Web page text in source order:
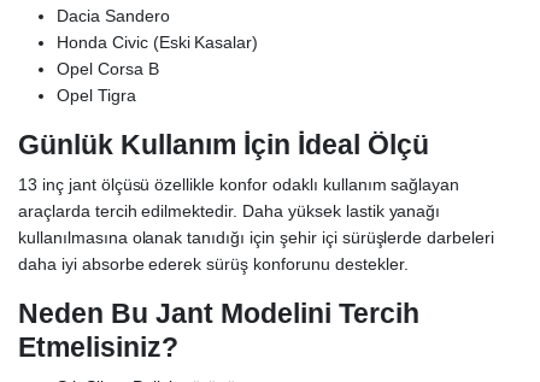
Dacia Sandero
Honda Civic (Eski Kasalar)
Opel Corsa B
Opel Tigra
Günlük Kullanım İçin İdeal Ölçü
13 inç jant ölçüsü özellikle konfor odaklı kullanım sağlayan
araçlarda tercih edilmektedir. Daha yüksek lastik yanağı
kullanılmasına olanak tanıdığı için şehir içi sürüşlerde darbeleri
daha iyi absorbe ederek sürüş konforunu destekler.
Neden Bu Jant Modelini Tercih
Etmelisiniz?